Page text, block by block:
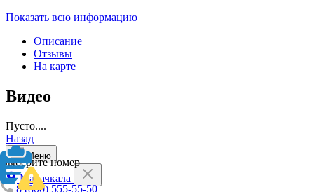
Показать всю информацию
Описание
Отзывы
На карте
Видео
Пусто....
Назад
Выберите номер
8 (800) 555-55-50
Меню
Махачкала